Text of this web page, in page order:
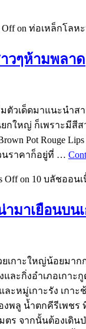
Offon ท่อเหล็กโลหะ
วๆห้ามพลาด
ตัวเด็ดมาแนะนำ
ใหญ่ ก็เพราะมีสี
Pot Rouge
นราคาก็อยู่ที่ …
Offon 10 บลัชออน
มาเยือนบน
กาะใหญ่น้อยมาก
และกิ่งอำเภอเกา
ะหมู่เกาะรัง เก
ลู น้ำตกคีรีเพชร
ตร จากนั้นต้องเ